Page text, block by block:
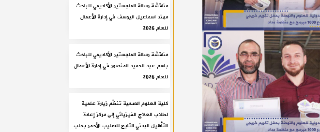
مناقشة رسالة الماجستير الأكاديمي للباحث
مهند اسماعيل اليوسف في إدارة الأعمال
للعام 2026
مناقشة رسالة الماجستير الأكاديمي للباحث
باسم عبد الحميد المنصور في إدارة الأعمال
للعام 2026
كلية العلوم الصحية تنظّم زيارة علمية
لطلاب العلاج الفيزيائي إلى مركز إعادة
التأهيل البدني التابع للصليب الأحمر بحلب